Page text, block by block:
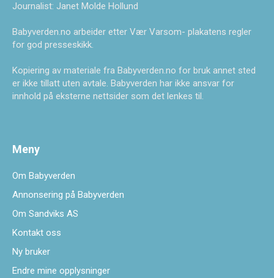
Journalist: Janet Molde Hollund
Babyverden.no arbeider etter Vær Varsom- plakatens regler
for god presseskikk.
Kopiering av materiale fra Babyverden.no for bruk annet sted
er ikke tillatt uten avtale. Babyverden har ikke ansvar for
innhold på eksterne nettsider som det lenkes til.
Meny
Om Babyverden
Annonsering på Babyverden
Om Sandviks AS
Kontakt oss
Ny bruker
Endre mine opplysninger